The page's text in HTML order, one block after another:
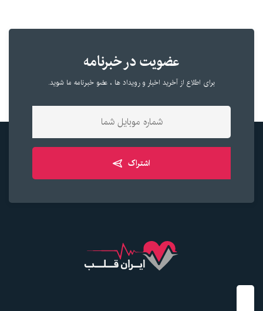
عضویت در خبرنامه
برای اطلاع از آخرید اخبار و رویداد ها ، عضو خبرنامه ما شوید.
اشتراک